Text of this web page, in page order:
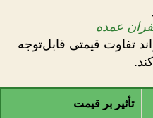
عمده
تفاوت قیمتی قابل‌توجه
تأثیر بر قیمت